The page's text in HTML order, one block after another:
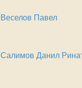
Веселов Павел
Салимов Данил